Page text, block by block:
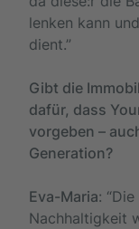
lenken kann
dient.”
Gibt die
dafür, dass
vorgeben –
Generation?
Eva-Maria:
Nachhaltigkeit